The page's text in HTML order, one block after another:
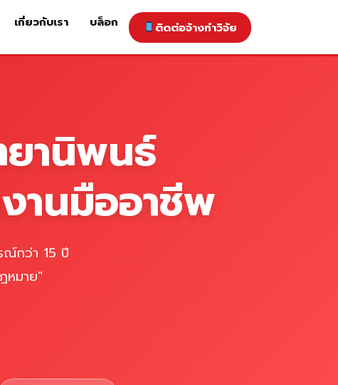
ราคารับทำวิจัย ติดต่อจ้างทำวิจัย เกี่ยวกับเรา
เกี่ยวกับเรา บล็อก ติดต่อจ้างทำวิจัย
ยานิพนธ์
านมืออาชีพ
ณ์กว่า 15 ปี
มาย"